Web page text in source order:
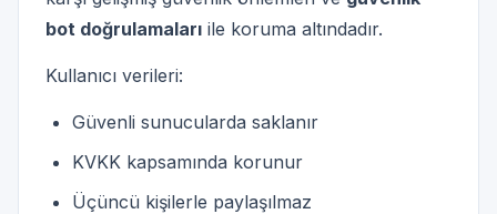
bot doğrulamaları ile koruma altındadır.
Kullanıcı verileri:
Güvenli sunucularda saklanır
KVKK kapsamında korunur
Üçüncü kişilerle paylaşılmaz